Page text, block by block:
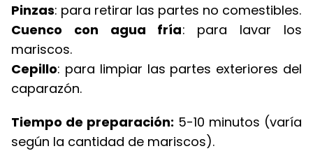
Pinzas: para retirar las partes no comestibles.
Cuenco con agua fría: para lavar los
mariscos.
Cepillo: para limpiar las partes exteriores del
caparazón.
Tiempo de preparación: 5-10 minutos (varía
según la cantidad de mariscos).